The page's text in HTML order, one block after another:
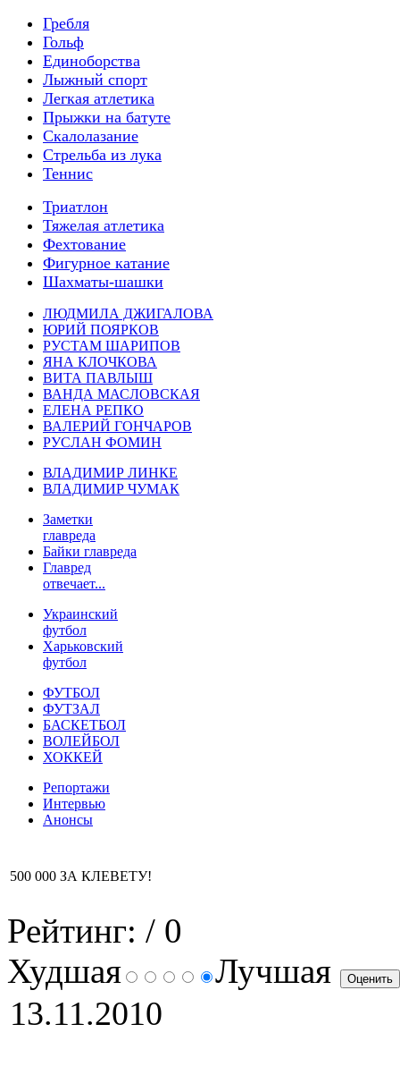
Гребля
Гольф
Единоборства
Лыжный спорт
Легкая атлетика
Прыжки на батуте
Скалолазание
Стрельба из лука
Теннис
Триатлон
Тяжелая атлетика
Фехтование
Фигурное катание
Шахматы-шашки
ЛЮДМИЛА ДЖИГАЛОВА
ЮРИЙ ПОЯРКОВ
РУСТАМ ШАРИПОВ
ЯНА КЛОЧКОВА
ВИТА ПАВЛЫШ
ВАНДА МАСЛОВСКАЯ
ЕЛЕНА РЕПКО
ВАЛЕРИЙ ГОНЧАРОВ
РУСЛАН ФОМИН
ВЛАДИМИР ЛИНКЕ
ВЛАДИМИР ЧУМАК
Заметки
главреда
Байки главреда
Главред
отвечает...
Украинский
футбол
Харьковский
футбол
ФУТБОЛ
ФУТЗАЛ
БАСКЕТБОЛ
ВОЛЕЙБОЛ
ХОККЕЙ
Репортажи
Интервью
Анонсы
500 000 ЗА КЛЕВЕТУ!
Рейтинг: / 0
Худшая
Лучшая
13.11.2010